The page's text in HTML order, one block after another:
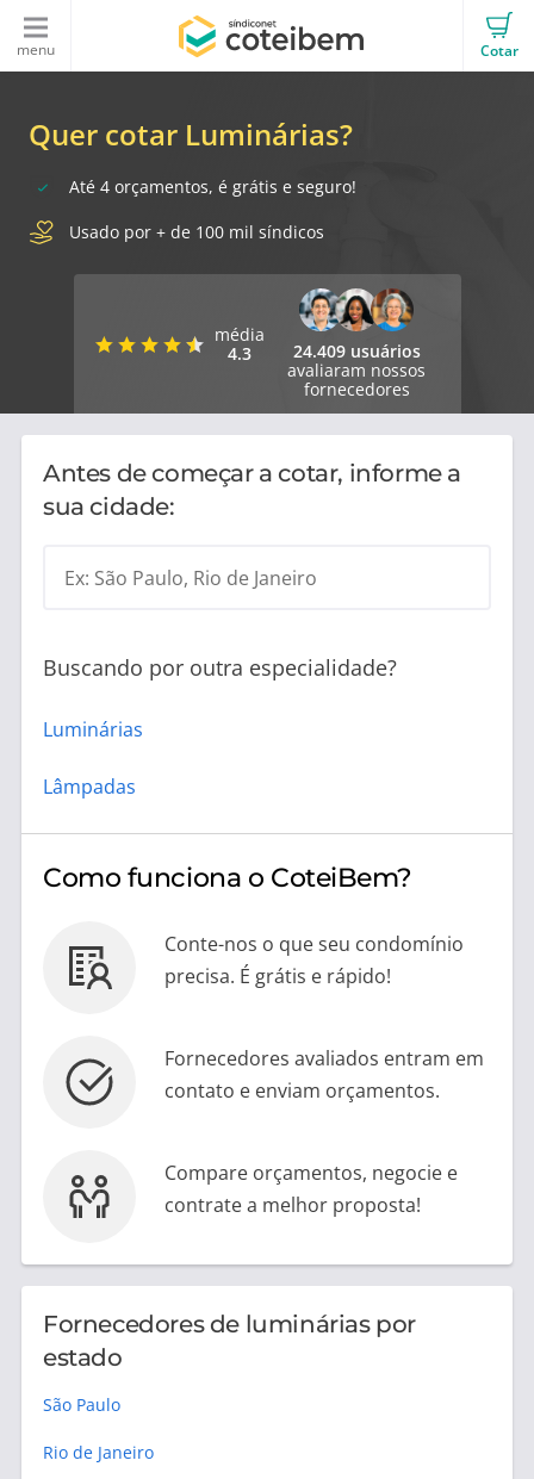
menu Cotar
Quer cotar Luminárias?
Até 4 orçamentos, é grátis e seguro!
Usado por + de 100 mil síndicos
média
4.3
24.409 usuários
avaliaram nossos
fornecedores
Antes de começar a cotar, informe a
sua cidade:
Ex: São Paulo, Rio de Janeiro
Buscando por outra especialidade?
Luminárias
Lâmpadas
Como funciona o CoteiBem?
Conte-nos o que seu condomínio
precisa. É grátis e rápido!
Fornecedores avaliados entram em
contato e enviam orçamentos.
Compare orçamentos, negocie e
contrate a melhor proposta!
Fornecedores de luminárias por
estado
São Paulo
Rio de Janeiro